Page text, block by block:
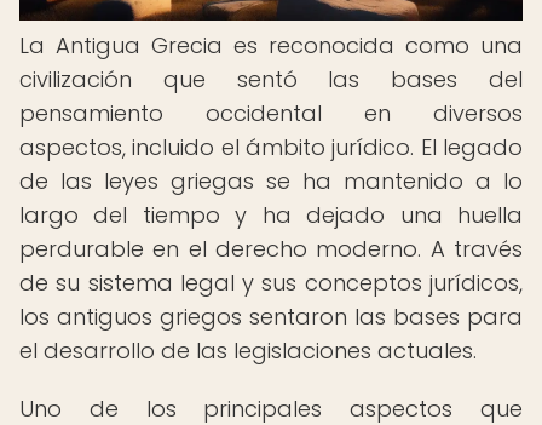
La Antigua Grecia es reconocida como una
civilización que sentó las bases del
pensamiento occidental en diversos
aspectos, incluido el ámbito jurídico. El legado
de las leyes griegas se ha mantenido a lo
largo del tiempo y ha dejado una huella
perdurable en el derecho moderno. A través
de su sistema legal y sus conceptos jurídicos,
los antiguos griegos sentaron las bases para
el desarrollo de las legislaciones actuales.
Uno de los principales aspectos que